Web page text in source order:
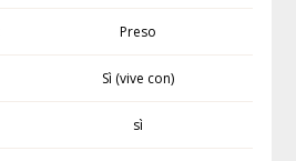
Preso
Sì (vive con)
sì